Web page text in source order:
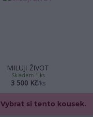
MILUJI ŽIVOT
3 500 Kč/ks
Skladem 1 ks
Vybrat si tento kousek.